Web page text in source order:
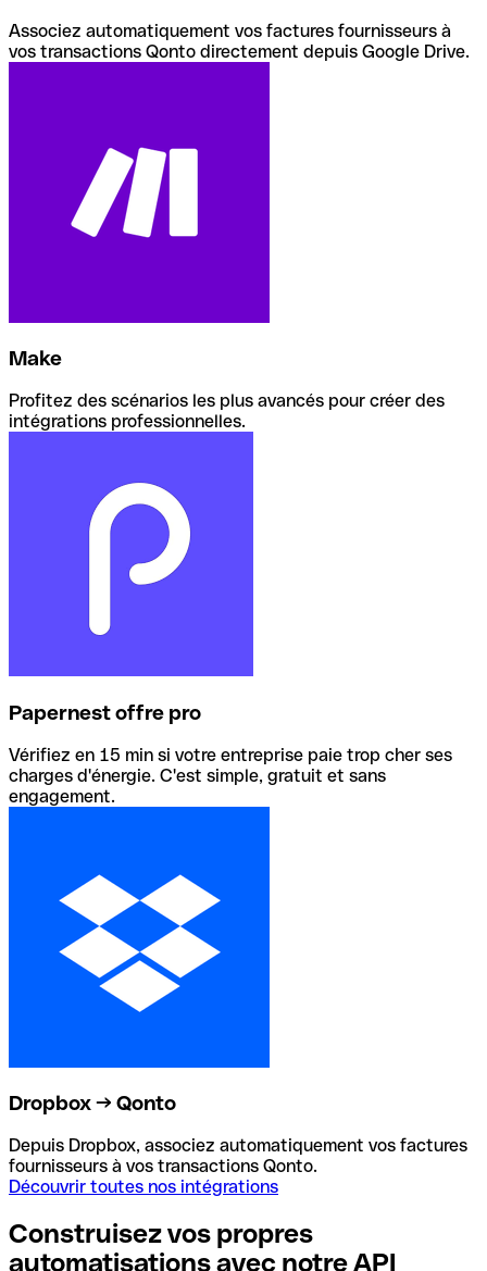
Associez automatiquement vos factures fournisseurs à
vos transactions Qonto directement depuis Google Drive.
Make
Profitez des scénarios les plus avancés pour créer des
intégrations professionnelles.
Papernest offre pro
Vérifiez en 15 min si votre entreprise paie trop cher ses
charges d'énergie. C'est simple, gratuit et sans
engagement.
Dropbox → Qonto
Depuis Dropbox, associez automatiquement vos factures
fournisseurs à vos transactions Qonto.
Découvrir toutes nos intégrations
Construisez vos propres
automatisations avec notre API